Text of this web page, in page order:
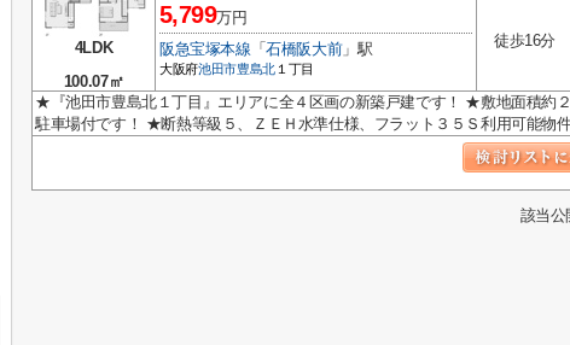
4LDK
100.07㎡
5,799万円
阪急宝塚本線 「石橋阪大前」駅
大阪府池田市豊島北１丁目
徒歩16分
★『池田市豊島北１丁目』エリアに全４区画の新築戸建です！ ★敷地面積約
駐車場付です！ ★断熱等級５、ＺＥＨ水準仕様、フラット３５Ｓ利用可能物
該当公